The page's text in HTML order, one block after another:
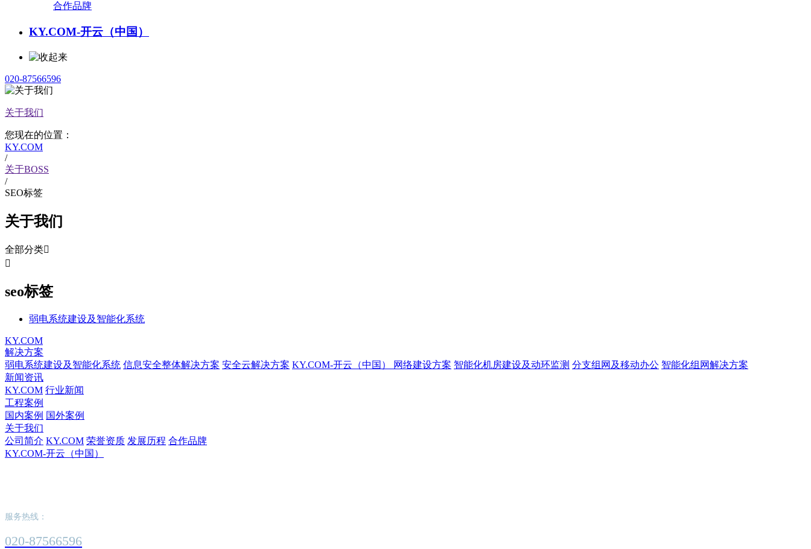
合作品牌
KY.COM-开云（中国）
020-87566596
关于我们
您现在的位置：
KY.COM
/
关于BOSS
/
SEO标签
关于我们
全部分类

seo标签
弱电系统建设及智能化系统
KY.COM
解决方案
弱电系统建设及智能化系统 信息安全整体解决方案 安全云解决方案 KY.COM-开云（中国） 网络建设方案 智能化机房建设及动环监测 分支组网及移动办公 智能化组网解决方案
新闻资讯
KY.COM 行业新闻
工程案例
国内案例 国外案例
关于我们
公司简介 KY.COM 荣誉资质 发展历程 合作品牌
KY.COM-开云（中国）
服务热线：
020-87566596